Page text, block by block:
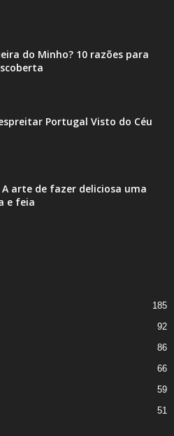
do Minho? 10 razões para
Portugal Visto do Céu
arte de fazer deliciosa uma
e feia
185
92
86
66
59
51